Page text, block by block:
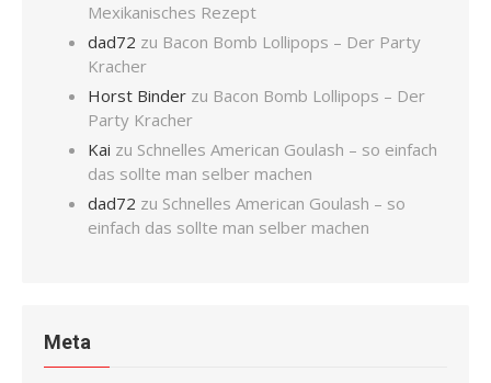
Mexikanisches Rezept
dad72 zu Bacon Bomb Lollipops – Der Party
Kracher
Horst Binder zu Bacon Bomb Lollipops – Der
Party Kracher
Kai zu Schnelles American Goulash – so einfach
das sollte man selber machen
dad72 zu Schnelles American Goulash – so
einfach das sollte man selber machen
Meta